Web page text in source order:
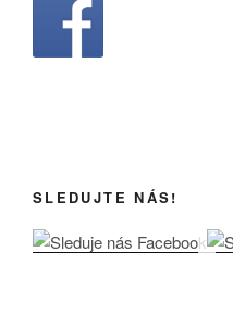
SLEDUJTE NÁS!